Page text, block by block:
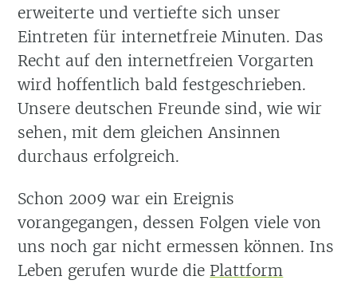
erweiterte und vertiefte sich unser
Eintreten für internetfreie Minuten. Das
Recht auf den internetfreien Vorgarten
wird hoffentlich bald festgeschrieben.
Unsere deutschen Freunde sind, wie wir
sehen, mit dem gleichen Ansinnen
durchaus erfolgreich.
Schon 2009 war ein Ereignis
vorangegangen, dessen Folgen viele von
uns noch gar nicht ermessen können. Ins
Leben gerufen wurde die Plattform